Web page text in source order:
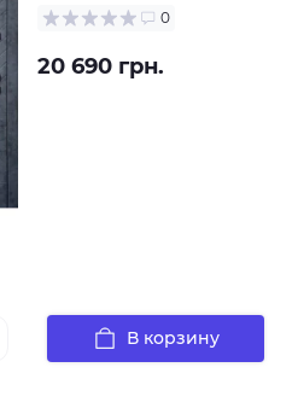
0
20 690 грн.
В корзину